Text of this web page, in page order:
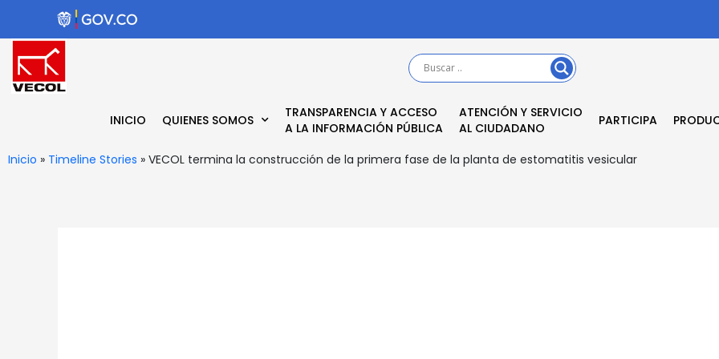
contenido
INICIO QUIENES SOMOS
TRANSPARENCIA Y ACCESO
A LA INFORMACIÓN PÚBLICA
ATENCIÓN Y SERVICIO
AL CIUDADANO
PARTICIPA
Inicio » Timeline Stories » VECOL termina la construcción de la primera fase de la planta de estomatitis vesicular